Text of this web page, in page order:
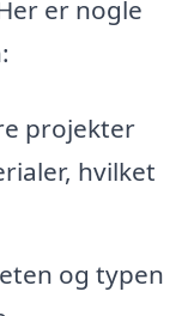
er nogle
projekter
hvilket
og typen